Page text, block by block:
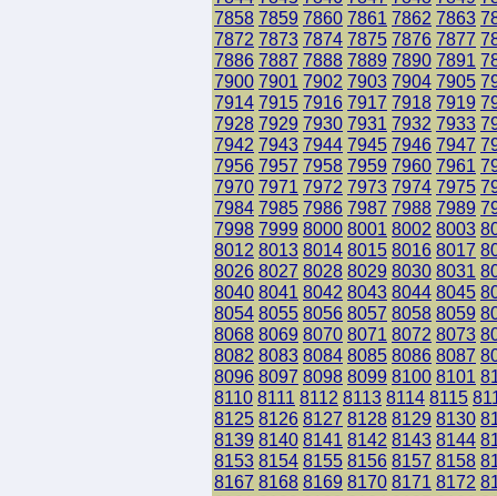
7858 7859 7860 7861 7862 7863
7872 7873 7874 7875 7876 7877
7886 7887 7888 7889 7890 7891
7900 7901 7902 7903 7904 7905
7914 7915 7916 7917 7918 7919
7928 7929 7930 7931 7932 7933
7942 7943 7944 7945 7946 7947
7956 7957 7958 7959 7960 7961
7970 7971 7972 7973 7974 7975
7984 7985 7986 7987 7988 7989
7998 7999 8000 8001 8002 8003
8012 8013 8014 8015 8016 8017
8026 8027 8028 8029 8030 8031
8040 8041 8042 8043 8044 8045
8054 8055 8056 8057 8058 8059
8068 8069 8070 8071 8072 8073
8082 8083 8084 8085 8086 8087
8096 8097 8098 8099 8100 8101
8110 8111 8112 8113 8114 8115
8125 8126 8127 8128 8129 8130
8139 8140 8141 8142 8143 8144
8153 8154 8155 8156 8157 8158
8167 8168 8169 8170 8171 8172